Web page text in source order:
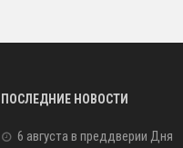
ПОСЛЕДНИЕ НОВОСТИ
6 августа в преддверии Дня